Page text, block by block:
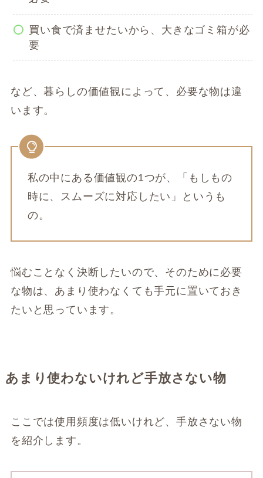
買い食で済ませたいから、大きなゴミ箱が必
要
など、暮らしの価値観によって、必要な物は違
います。
私の中にある価値観の1つが、「もしもの
時に、スムーズに対応したい」というも
の。
悩むことなく決断したいので、そのために必要
な物は、あまり使わなくても手元に置いておき
たいと思っています。
あまり使わないけれど手放さない物
ここでは使用頻度は低いけれど、手放さない物
を紹介します。